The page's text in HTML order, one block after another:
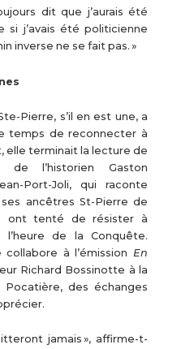
dit que j’aurais été
si j’avais été politicienne
inverse ne se fait pas. »
Pierre, s’il en est une, a
temps de reconnecter à
elle terminait la lecture de
de l’historien Gaston
Port-Joli, qui raconte
ancêtres St-Pierre de
ont tenté de résister à
l’heure de la Conquête.
collabore à l’émissionEn
Richard Bossinotte à la
Pocatière, des échanges
jamais », affirme-t-